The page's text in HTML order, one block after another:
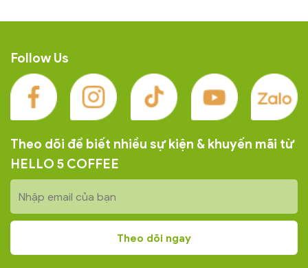
Follow Us
Theo dõi để biết nhiều sự kiện & khuyến mãi từ
HELLO 5 COFFEE